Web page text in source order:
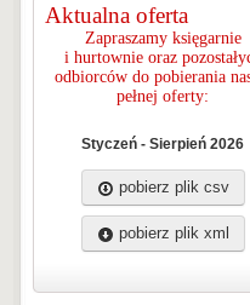
Aktualna oferta
Zapraszamy księgarnie
i hurtownie oraz
odbiorców do pobierania
pełnej oferty:
Styczeń - Sierpień 2026
pobierz plik csv
pobierz plik xml